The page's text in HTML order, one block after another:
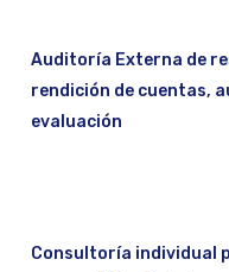
Auditoría Externa de
rendición de cuentas,
evaluación
Consultoría individual